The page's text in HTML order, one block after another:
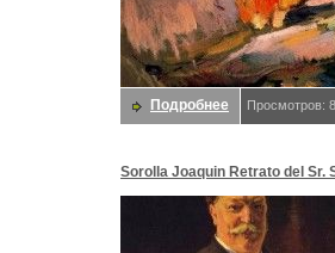
Подробнее Просмотров:
Sorolla Joaquin Retrato del Sr.
Y Bastida Хоакин